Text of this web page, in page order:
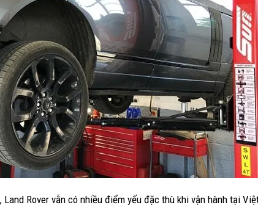
Rover vẫn có nhiều điểm yếu đặc thù khi vận hành tại